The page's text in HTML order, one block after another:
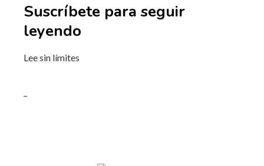
Suscríbete para seguir
leyendo
Lee sin límites